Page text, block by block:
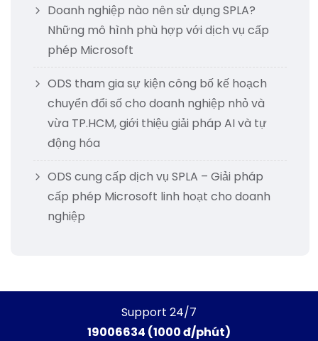
Doanh nghiệp nào nên sử dụng SPLA?
Những mô hình phù hợp với dịch vụ cấp
phép Microsoft
ODS tham gia sự kiện công bố kế hoạch
chuyển đổi số cho doanh nghiệp nhỏ và
vừa TP.HCM, giới thiệu giải pháp AI và tự
động hóa
ODS cung cấp dịch vụ SPLA – Giải pháp
cấp phép Microsoft linh hoạt cho doanh
nghiệp
Support 24/7
19006634 (1000 đ/phút)